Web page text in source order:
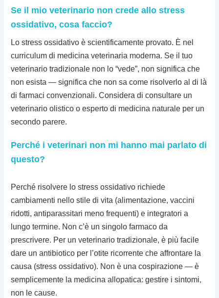
Se il mio veterinario non crede allo stress
ossidativo, cosa faccio?
Lo stress ossidativo è scientificamente provato. È nel
curriculum di medicina veterinaria moderna. Se il tuo
veterinario tradizionale non lo “vede”, non significa che
non esista — significa che non sa come risolverlo al di là
di farmaci convenzionali. Considera di consultare un
veterinario olistico o esperto di medicina naturale per un
secondo parere.
Perché i veterinari non mi hanno mai parlato di
questo?
Perché risolvere lo stress ossidativo richiede
cambiamenti nello stile di vita (alimentazione, vaccini
ridotti, antiparassitari meno frequenti) e integratori a
lungo termine. Non c’è un singolo farmaco da
prescrivere. Per un veterinario tradizionale, è più facile
dare un antibiotico per l’otite ricorrente che affrontare la
causa (stress ossidativo). Non è una cospirazione — è
semplicemente la medicina allopatica: gestire i sintomi,
non le cause.